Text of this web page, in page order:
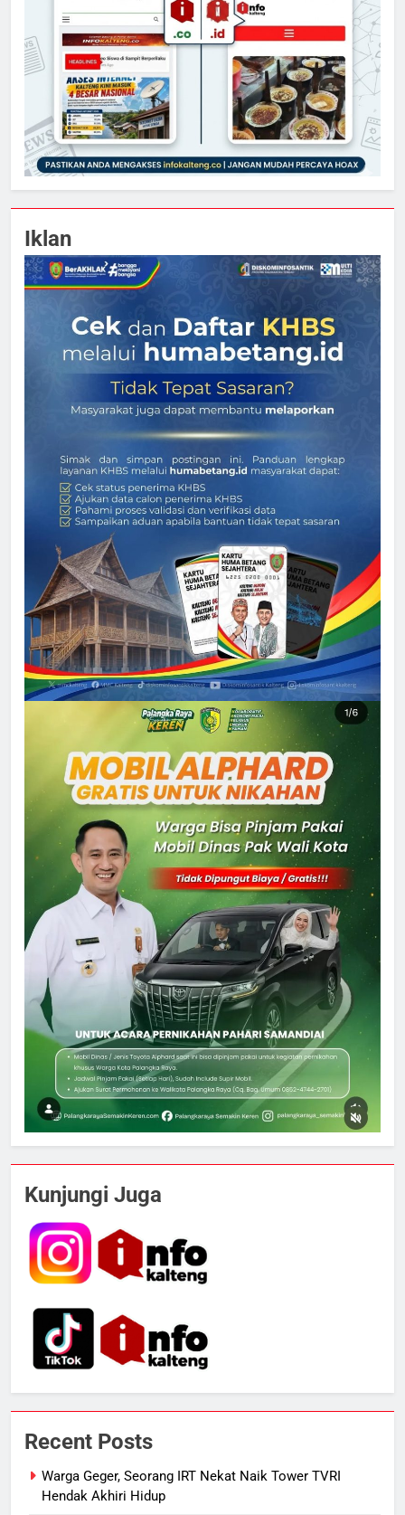
Iklan
Kunjungi Juga
Recent Posts
Warga Geger, Seorang IRT Nekat Naik Tower TVRI
Hendak Akhiri Hidup
5
Ketua dan Empat Komisioner KPU
Pilkada Rp40 Miliar
HUKUM DAN KRIMINAL
6
Segera Tuntaskan Pemadaman
Listrik di Kalsel-Teng
NUSANTARA
Warga Indonesia, Ada Uzumaki, D.
Luffy, Shinchan, hingga Doraemon
NUSANTARA